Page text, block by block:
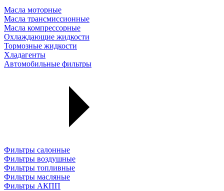
Масла моторные
Масла трансмиссионные
Масла компрессорные
Охлаждающие жидкости
Тормозные жидкости
Хладагенты
Автомобильные фильтры
Фильтры салонные
Фильтры воздушные
Фильтры топливные
Фильтры масляные
Фильтры АКПП